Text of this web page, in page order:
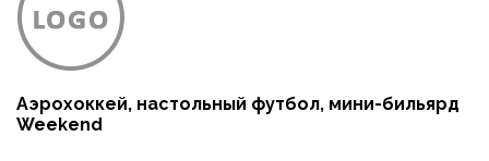
Аэрохоккей, настольный футбол, мини-бильярд
Weekend